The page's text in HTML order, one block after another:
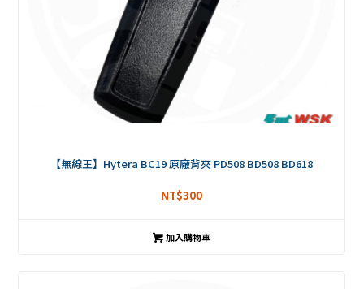
【無線王】Hytera BC19 原廠背夾 PD508 BD508 BD618
NT$300
加入購物車